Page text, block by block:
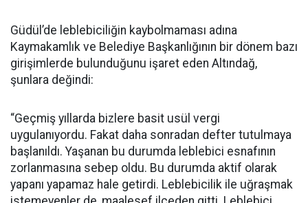
Güdül’de leblebiciliğin kaybolmaması adına
Kaymakamlık ve Belediye Başkanlığının bir dönem bazı
girişimlerde bulunduğunu işaret eden Altındağ,
şunlara değindi:
“Geçmiş yıllarda bizlere basit usül vergi
uygulanıyordu. Fakat daha sonradan defter tutulmaya
başlanıldı. Yaşanan bu durumda leblebici esnafının
zorlanmasına sebep oldu. Bu durumda aktif olarak
yapanı yapamaz hale getirdi. Leblebicilik ile uğraşmak